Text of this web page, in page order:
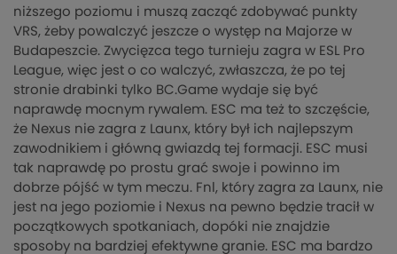
niższego poziomu i muszą zacząć zdobywać punkty
VRS, żeby powalczyć jeszcze o występ na Majorze w
Budapeszcie. Zwycięzca tego turnieju zagra w ESL Pro
League, więc jest o co walczyć, zwłaszcza, że po tej
stronie drabinki tylko BC.Game wydaje się być
naprawdę mocnym rywalem. ESC ma też to szczęście,
że Nexus nie zagra z Launx, który był ich najlepszym
zawodnikiem i główną gwiazdą tej formacji. ESC musi
tak naprawdę po prostu grać swoje i powinno im
dobrze pójść w tym meczu. Fnl, który zagra za Launx, nie
jest na jego poziomie i Nexus na pewno będzie tracił w
początkowych spotkaniach, dopóki nie znajdzie
sposoby na bardziej efektywne granie. ESC ma bardzo